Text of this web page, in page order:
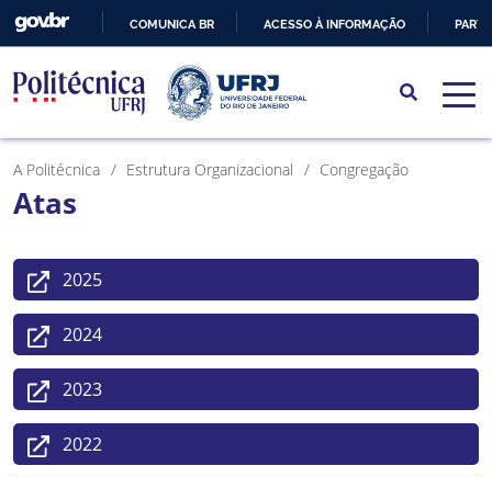
PARA
O
CONTEÚDO
COMUNICA BR ACESSO À INFORMAÇÃO
A Politécnica Estrutura Organizacional Congregação
Atas
2025
2024
2023
2022